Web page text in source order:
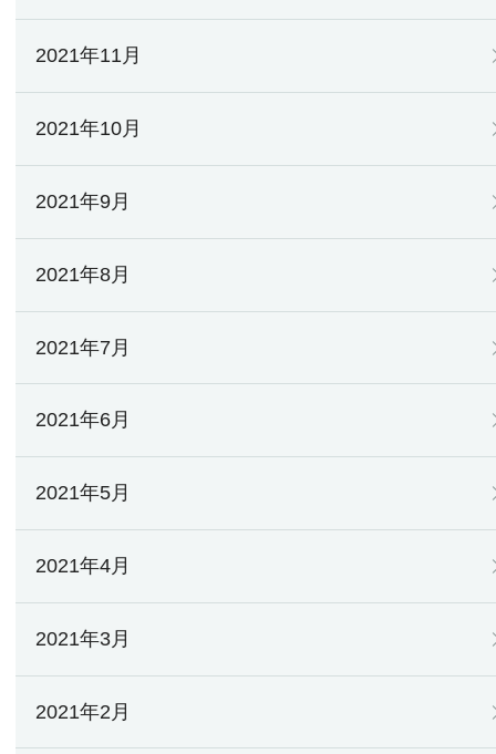
2021年11月
2021年10月
2021年9月
2021年8月
2021年7月
2021年6月
2021年5月
2021年4月
2021年3月
2021年2月